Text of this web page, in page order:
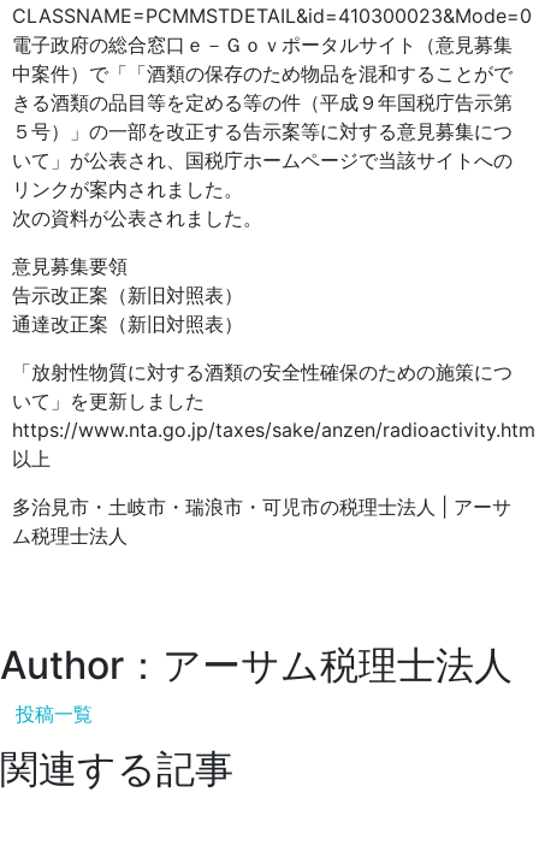
CLASSNAME=PCMMSTDETAIL&id=410300023&Mode=0
電子政府の総合窓口ｅ－Ｇｏｖポータルサイト（意見募集
中案件）で「「酒類の保存のため物品を混和することがで
きる酒類の品目等を定める等の件（平成９年国税庁告示第
５号）」の一部を改正する告示案等に対する意見募集につ
いて」が公表され、国税庁ホームページで当該サイトへの
リンクが案内されました。
次の資料が公表されました。
意見募集要領
告示改正案（新旧対照表）
通達改正案（新旧対照表）
「放射性物質に対する酒類の安全性確保のための施策につ
いて」を更新しました
https://www.nta.go.jp/taxes/sake/anzen/radioactivity.htm
以上
多治見市・土岐市・瑞浪市・可児市の税理士法人 | アーサ
ム税理士法人
Author：アーサム税理士法人
投稿一覧
関連する記事